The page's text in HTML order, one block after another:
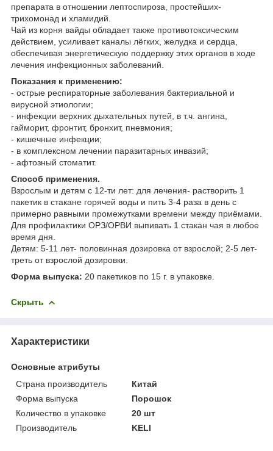
препарата в отношении лептоспироза, простейших-
трихомонад и хламидий.
Чай из корня вайды обладает также противотоксическим
действием, усиливает каналы лёгких, желудка и сердца,
обеспечивая энергетическую поддержку этих органов в ходе
лечения инфекционных заболеваний.
Показания к применению:
- острые респираторные заболевания бактериальной и
вирусной этиологии;
- инфекции верхних дыхательных путей, в т.ч. ангина,
гайморит, фронтит, бронхит, пневмония;
- кишечные инфекции;
- в комплексном лечении паразитарных инвазий;
- афтозный стоматит.
Способ применения.
Взрослым и детям с 12-ти лет: для лечения- растворить 1
пакетик в стакане горячей воды и пить 3-4 раза в день с
примерно равными промежутками времени между приёмами.
Для профилактики ОРЗ/ОРВИ выпивать 1 стакан чая в любое
время дня.
Детям: 5-11 лет- половинная дозировка от взрослой; 2-5 лет-
треть от взрослой дозировки.
Форма выпуска: 20 пакетиков по 15 г. в упаковке.
Скрыть
Характеристики
Основные атрибуты
Страна производитель
Китай
Форма выпуска
Порошок
Количество в упаковке
20 шт
Производитель
KELI